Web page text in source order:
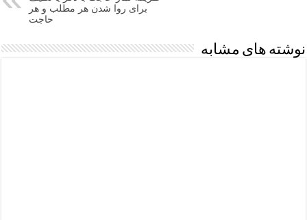
برای روا شدن هر مطلب و هر
حاجت
نوشته های مشابه